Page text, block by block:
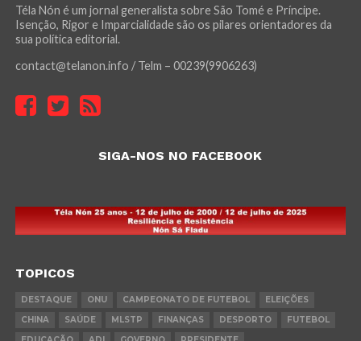
Téla Nón é um jornal generalista sobre São Tomé e Príncipe.
Isenção, Rigor e Imparcialidade são os pilares orientadores da
sua política editorial.
contact@telanon.info / Telm – 00239(9906263)
SIGA-NOS NO FACEBOOK
TOPICOS
DESTAQUE ONU CAMPEONATO DE FUTEBOL
ELEIÇÕES
CHINA
SAÚDE MLSTP FINANÇAS DESPORTO
FUTEBOL